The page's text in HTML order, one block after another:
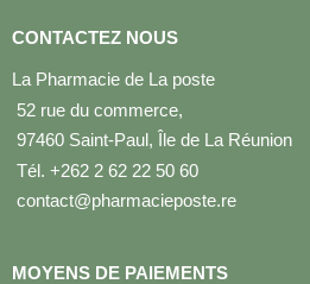
CONTACTEZ NOUS
La Pharmacie de La poste
52 rue du commerce,
97460 Saint-Paul, Île de La Réunion
Tél. +262 2 62 22 50 60
contact@pharmacieposte.re
MOYENS DE PAIEMENTS